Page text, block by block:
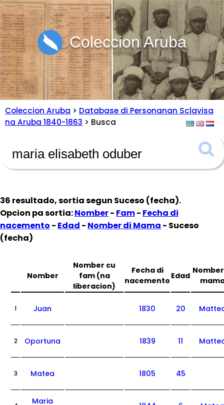
Coleccion Aruba
Coleccion Aruba > Database di Personanan Sclavisa
na Aruba 1840-1863 > Busca
36 resultado, sortia segun Suceso (fecha).
Opcion pa sortia:Nomber- Fam- Fecha di
nacemento - Edad - Nomber di Mama - Suceso
(fecha)
Nomber
Nomber cu
fam (na
liberacion)
Fecha di
nacemento Edad
1 Juan 1830 20
2 Oportuna 1839 11
3 Matea 1805 45
Maria